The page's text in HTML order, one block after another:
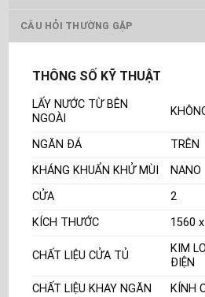
CÂU HỎI THƯỜNG GẶP
THÔNG SỐ KỸ THUẬT
LẤY NƯỚC TỪ BÊN
NGOÀI
NGĂN ĐÁ
TRÊN
KHÁNG KHUẨN KHỬ MÙI
NANO
CỬA
2
KÍCH THƯỚC
1560
CHẤT LIỆU CỬA TỦ
KIM
ĐIỆN
CHẤT LIỆU KHAY NGĂN
KÍNH